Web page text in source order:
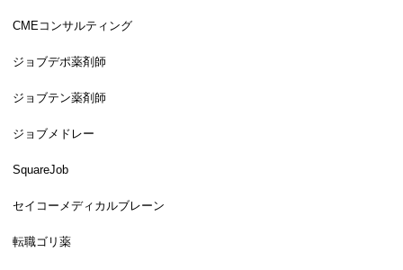
CMEコンサルティング
ジョブデポ薬剤師
ジョブテン薬剤師
ジョブメドレー
SquareJob
セイコーメディカルブレーン
転職ゴリ薬